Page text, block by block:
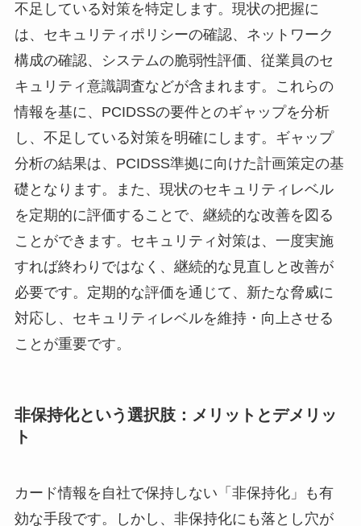
不足している対策を特定します。現状の把握に
は、セキュリティポリシーの確認、ネットワーク
構成の確認、システムの脆弱性評価、従業員のセ
キュリティ意識調査などが含まれます。これらの
情報を基に、PCIDSSの要件とのギャップを分析
し、不足している対策を明確にします。ギャップ
分析の結果は、PCIDSS準拠に向けた計画策定の基
礎となります。また、現状のセキュリティレベル
を定期的に評価することで、継続的な改善を図る
ことができます。セキュリティ対策は、一度実施
すれば終わりではなく、継続的な見直しと改善が
必要です。定期的な評価を通じて、新たな脅威に
対応し、セキュリティレベルを維持・向上させる
ことが重要です。
非保持化という選択肢：メリットとデメリッ
ト
カード情報を自社で保持しない「非保持化」も有
効な手段です。しかし、非保持化にも落とし穴が